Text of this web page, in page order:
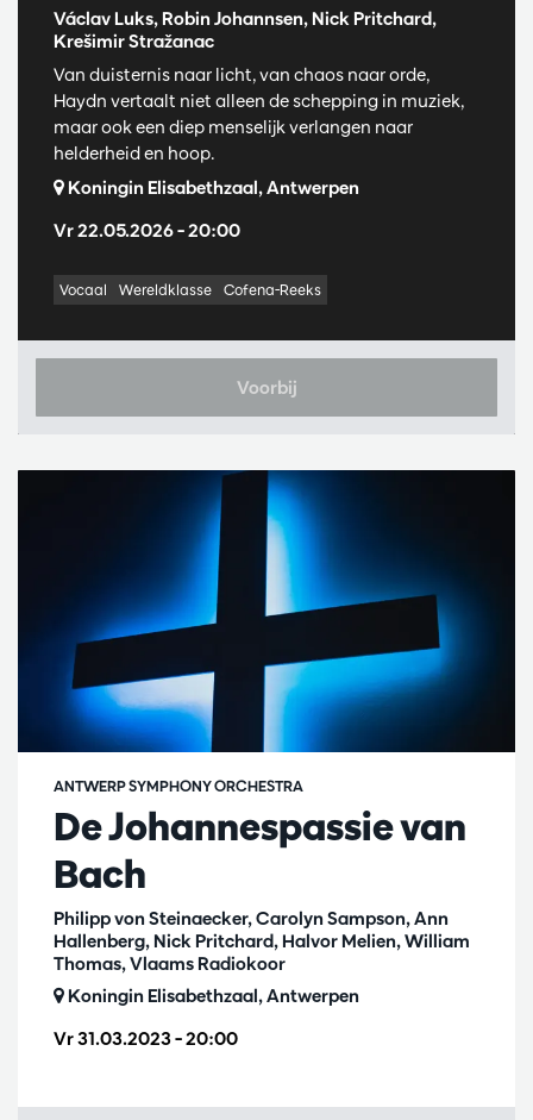
Václav Luks, Robin Johannsen, Nick Pritchard,
Krešimir Stražanac
Vr 22.05.2026– 20:00
Van duisternis naar licht, van chaos naar orde,
Haydn vertaalt niet alleen de schepping in muziek,
maar ook een diep menselijk verlangen naar
helderheid en hoop.
Koningin Elisabethzaal, Antwerpen
Vocaal Wereldklasse Cofena-Reeks
Voorbij
De Johannespassie van
Bach
Philipp von Steinaecker, Carolyn Sampson, Ann
Hallenberg, Nick Pritchard, Halvor Melien, William
Thomas, Vlaams Radiokoor
ANTWERP SYMPHONY ORCHESTRA
Vr 31.03.2023– 20:00
Koningin Elisabethzaal, Antwerpen